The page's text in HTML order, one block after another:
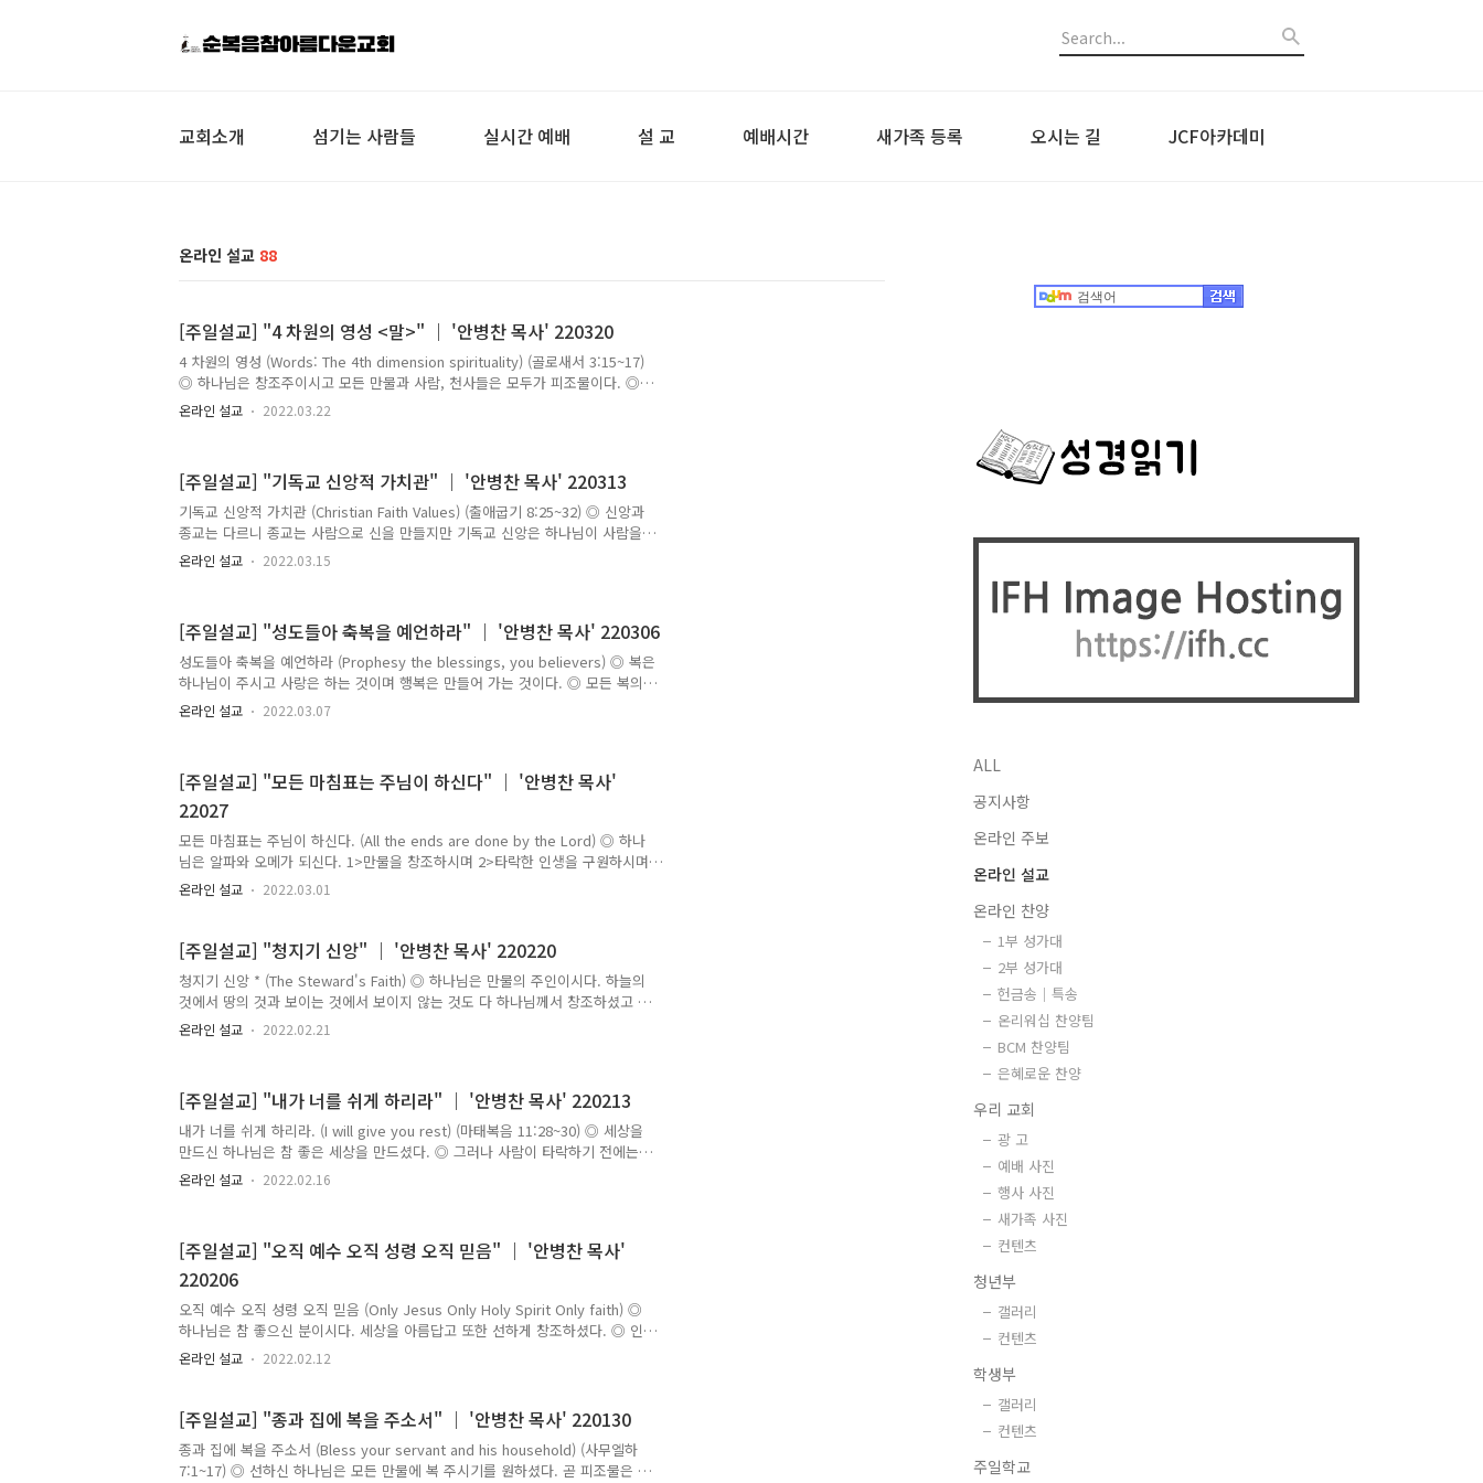
교회소개 섬기는 사람들 실시간 예배 설 교 예배시간 새가족 등록 오시는 길 JCF아카데미
온라인 설교 88
[주일설교] "4 차원의 영성 <말>" ｜ '안병찬 목사' 220320
4 차원의 영성 (Words: The 4th dimension spirituality) (골로새서 3:15~17)
◎ 하나님은 창조주이시고 모든 만물과 사람, 천사들은 모두가 피조물이다. ◎
하나님은 그 선하신 뜻대로 모든 피조물을 보전도 운행도 하신다. ◎ 피조물 중
에 영생하는 존재는 천사와 사람이 있으니 사람에게는 육체와 영혼이 있다. ◎
음 3.꿈 4.말이다. 이는 보이지 아니하나 실존이다. ◎ 4차원의 영성에는 3가지가
있으니 1.일반적 영성이 있고 2.마귀적 영성도 있으며 3.신앙적 영성도 있으니 이
영성은 사람의 삶을 견인한다. ◎ 4차원..
온라인 설교 2022.03.22
[주일설교] "기독교 신앙적 가치관" ｜ '안병찬 목사' 220313
기독교 신앙적 가치관 (Christian Faith Values) (출애굽기 8:25~32) ◎ 신앙과
종교는 다르니 종교는 사람으로 신을 만들지만 기독교 신앙은 하나님이 사람을
만드시고 운영하심을 믿는 것이다. ◎ 신앙생활이란 하나님을 아는 것이며 세상
을 하나님의 방법으로 살아가는 것이다. ◎ 성경을 통하여 하나님과 피조물을 알
은 영적전쟁과 같으니 본문의 출애굽 당시 모세와 바로의 다툼에서 볼 수 있다.
◎ 바로의 전략은 이러하다. 1.애굽을 떠나지 말고 이 땅에서 예배하라 한다. 2.
너무 멀리는 가지 말라. 발목, 허리, 가슴신앙으로 유혹한다. 3...
온라인 설교 2022.03.15
[주일설교] "성도들아 축복을 예언하라" ｜ '안병찬 목사' 220306
성도들아 축복을 예언하라 (Prophesy the blessings, you believers) ◎ 복은
하나님이 주시고 사랑은 하는 것이며 행복은 만들어 가는 것이다. ◎ 모든 복의
근원은 하나님이시며 다른 모든 이들은 축복을 한다. 제사장도 선지자도 예수님
도 축복을 했고 축복을 하셨다. ◎ 이와 같이 신앙인들은 축복을 하고 하나님은
가 된다. ◎ 믿음장이라고 하는 히브리서는 믿음의 명문들 가정들을 소개할 때에
가장 큰 절정을 축복으로 삼았다. ◎ 본문은 자손을 축복하는 장이다. 그러므로
이 축복은 복도 되지만 예언을 동반하고 있다. ◎ 본문의 축복은..
온라인 설교 2022.03.07
[주일설교] "모든 마침표는 주님이 하신다" ｜ '안병찬 목사'
22027
모든 마침표는 주님이 하신다. (All the ends are done by the Lord) ◎ 하나
님은 알파와 오메가 되신다. 1>만물을 창조하시며 2>타락한 인생을 구원하시며
3>영원한 불의를 심판하시는 분이시다. ◎ 예수님은 세상의 모든 것들에 대하여
심판을 하는 자들이 아니라 심판을 받아야 할 자들이니 그들을 두려워하지 말라
원을 받아 현재의 세상을 살아가는 자들이다. ◎ 그러나 인생은 만만치가 않다.
죄와 싸워야 하고 질병과 저주와 싸워야 하니 마침내 다가오는 죽음은 피할 수
없다. ◎ 본문의 나사로는 모든 인생을 대표한다. 어떤 병이든 죽음을 전제로 하
며 죽음은 인생의 마침표이니 죽음을 이기는 인생은 하나도 없다. ..
온라인 설교 2022.03.01
[주일설교] "청지기 신앙" ｜ '안병찬 목사' 220220
청지기 신앙 * (The Steward's Faith) ◎ 하나님은 만물의 주인이시다. 하늘의
것에서 땅의 것과 보이는 것에서 보이지 않는 것도 다 하나님께서 창조하셨고 운
행하신다. ◎ 모든 세상은 하나님이 주신 것으로 산다. 사람 또한 빈손 들고 와서
빈손으로 돌아간다고 말하고 있으니 자기의 것은 하나도 없음이다. ◎ 하나님은
적 물질관을 정립해야 한다. 하나님은 청빈은 아름답게 보시지만 가난한 삶을 원
하지는 않으신다. ◎ 하나님은 그의 백성들이 부유하면서 하나님이 없는 삶 또한
원치 않으신다. 그러므로 부자와 부유는 다르다. ◎ 신앙생활은 교회의 지도자..
온라인 설교 2022.02.21
[주일설교] "내가 너를 쉬게 하리라" ｜ '안병찬 목사' 220213
내가 너를 쉬게 하리라. (I will give you rest) (마태복음 11:28~30) ◎ 세상을
만드신 하나님은 참 좋은 세상을 만드셨다. ◎ 그러나 사람이 타락하기 전에는
모든 세상을 누릴 수 있었지만 타락한 이후에는 모든 사람에게 고통과 아픔뿐이
었다. ◎ 이와같이 모든 인생은 태어나 고통과 슬픔으로 살아가지만 그래도 희망
리에게 쉬라 하신다. ◎ 주님의 쉬게하신다는 말씀은 인생을 향한 최고의 위로이
니 이는 이 땅과 저 하늘에서의 안식처를 허락하심이다. ◎ 신앙생활은 예수님을
통해서 배워야 한다. 예수님은 곧 인생의 짐을 벗겨주실 수 있는 분..
온라인 설교 2022.02.16
[주일설교] "오직 예수 오직 성령 오직 믿음" ｜ '안병찬 목사'
220206
오직 예수 오직 성령 오직 믿음 (Only Jesus Only Holy Spirit Only faith) ◎
하나님은 참 좋으신 분이시다. 세상을 아름답고 또한 선하게 창조하셨다. ◎ 인
생은 타락하여 하나님을 떠났지만 하나님은 구세주를 보내셔서 구원을 받게 하
셨다. ◎ 교회는 예수님을 소개하고 예수님을 믿게하고 예수님 같이 살도록 인도
하고 또한 많은 영혼을 예수님께로 인도해야 하는 것이 사명이다. ◎ 그러므로
하나님의 사람은 지혜롭고 문벌있는 자들이 아니라 연약하고 부족하지만 하나님
없이 살 수 없고 하나님 의지하며 살아가는 이들이다. ◎ 하나님의 사람들은 1>
오직 예수님으로 사는 이들이다. 2>오직 성령님으로 사는 이들이다...
온라인 설교 2022.02.12
[주일설교] "종과 집에 복을 주소서" ｜ '안병찬 목사' 220130
종과 집에 복을 주소서 (Bless your servant and his household) (사무엘하
7:1~17) ◎ 선하신 하나님은 모든 만물에 복 주시기를 원하셨다. 곧 피조물은 예
ALL
공지사항
온라인 주보
온라인 설교
온라인 찬양
1부 성가대
2부 성가대
헌금송｜특송
온리워십 찬양팀
BCM 찬양팀
은혜로운 찬양
우리 교회
광 고
예배 사진
행사 사진
새가족 사진
컨텐츠
청년부
갤러리
컨텐츠
학생부
갤러리
컨텐츠
주일학교